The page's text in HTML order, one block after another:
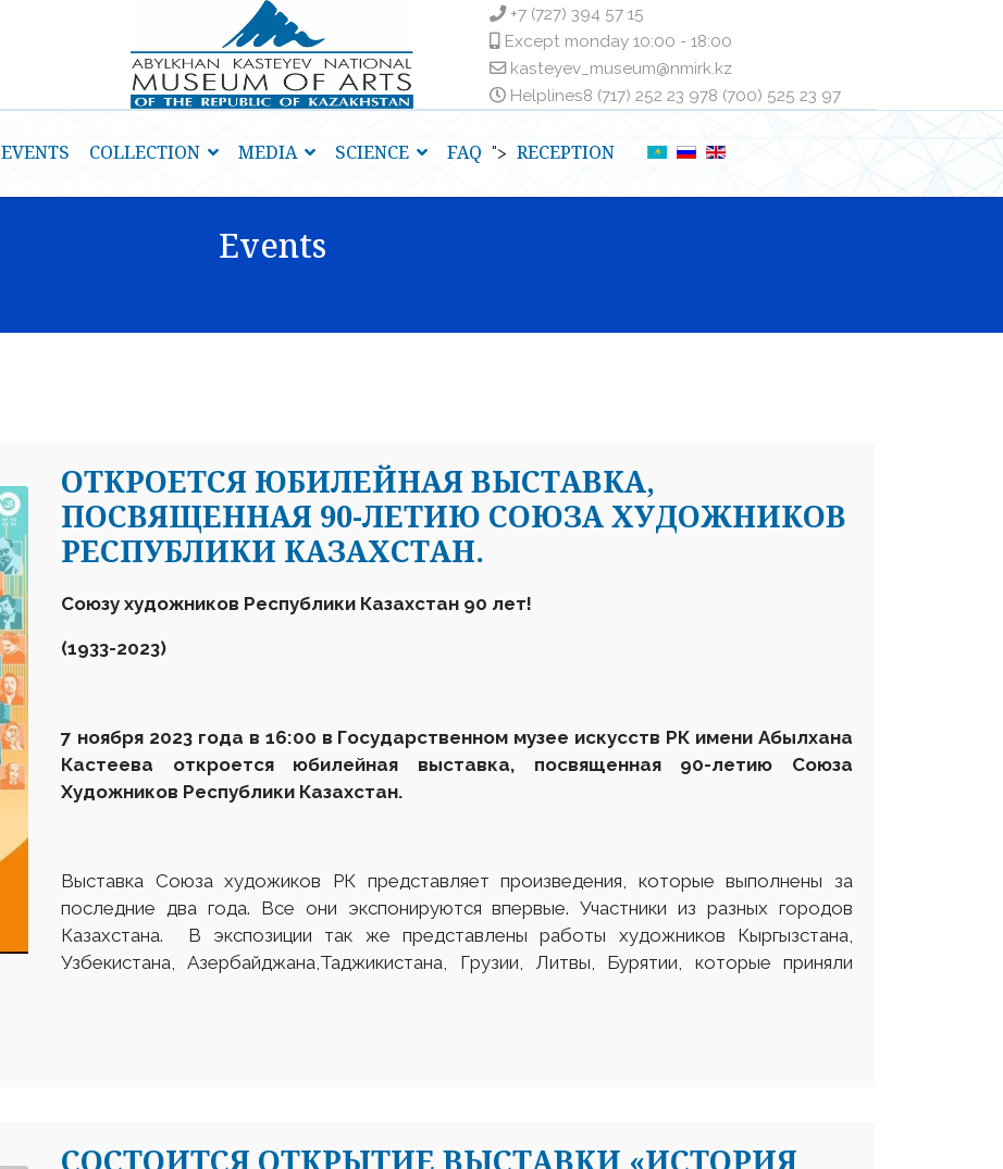
+7 (727) 394 57 15
Except monday 10:00 - 18:00
kasteyev_museum@nmirk.kz
Helplinesㅤ8 (717) 252 23 97ㅤㅤ8 (700) 525 23 97
EVENTS COLLECTION MEDIA SCIENCE FAQ "> RECEPTION
Events
ОТКРОЕТСЯ ЮБИЛЕЙНАЯ ВЫСТАВКА,
ПОСВЯЩЕННАЯ 90-ЛЕТИЮ СОЮЗА ХУДОЖНИКОВ
РЕСПУБЛИКИ КАЗАХСТАН.
Союзу художников Республики Казахстан 90 лет!
(1933-2023)
7 ноября 2023 года в 16:00 в Государственном музее искусств РК имени Абылхана
Кастеева откроется юбилейная выставка, посвященная 90-летию Союза
Художников Республики Казахстан.
Выставка Союза художиков РК представляет произведения, которые выполнены за
последние два года. Все они экспонируются впервые. Участники из разных городов
Казахстана. В экспозиции так же представлены работы художников Кыргызстана,
Узбекистана, Азербайджана,Таджикистана, Грузии, Литвы, Бурятии, которые приняли
СОСТОИТСЯ ОТКРЫТИЕ ВЫСТАВКИ «ИСТОРИЯ